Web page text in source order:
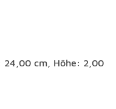
24,00 cm, Höhe: 2,00